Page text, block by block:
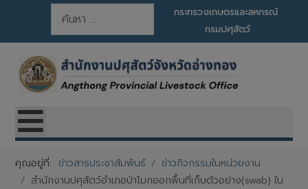
การค้นหา
กระทรวงเกษตรและสหกรณ์
กรมปศุสัตว์
คุณอยู่ที่: ข่าวสารประชาสัมพันธ์
ข่าวกิจกรรมในหน่วยงาน
สำนักงานปศุสัตว์อำเภอป่าโมกออกพื้นที่เก็บตัวอย่าง(swab) ใน